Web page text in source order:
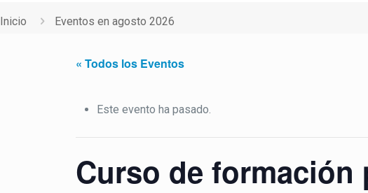
Inicio Eventos en agosto 2026
« Todos los Eventos
Este evento ha pasado.
Curso de formación